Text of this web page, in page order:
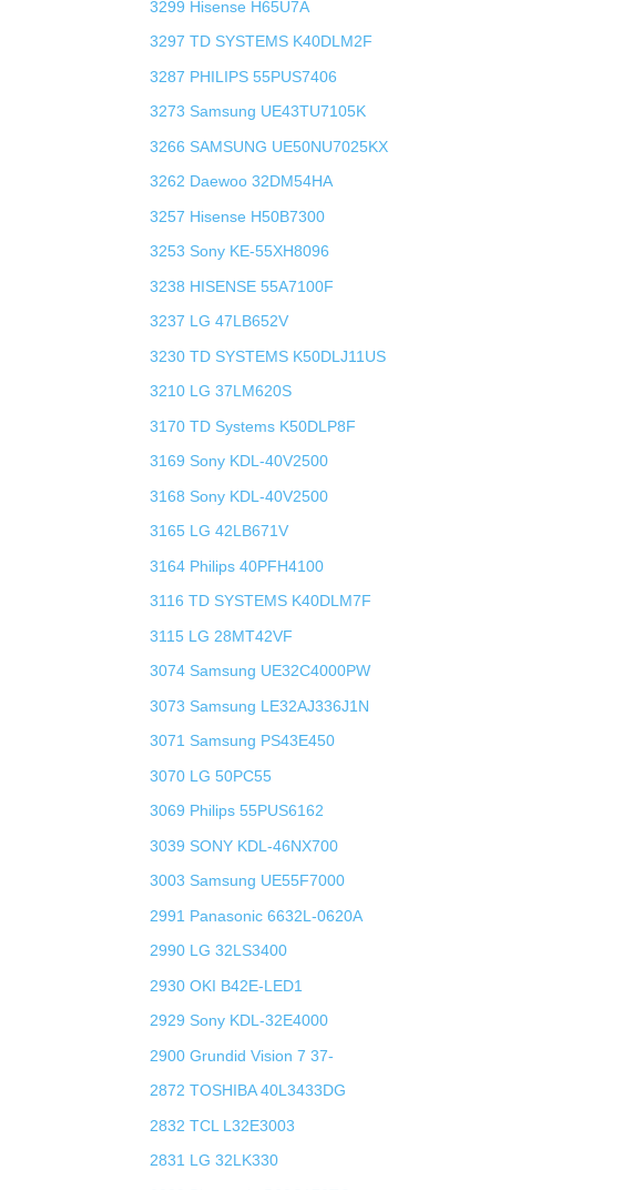
3299 Hisense H65U7A
3297 TD SYSTEMS K40DLM2F
3287 PHILIPS 55PUS7406
3273 Samsung UE43TU7105K
3266 SAMSUNG UE50NU7025KX
3262 Daewoo 32DM54HA
3257 Hisense H50B7300
3253 Sony KE-55XH8096
3238 HISENSE 55A7100F
3237 LG 47LB652V
3230 TD SYSTEMS K50DLJ11US
3210 LG 37LM620S
3170 TD Systems K50DLP8F
3169 Sony KDL-40V2500
3168 Sony KDL-40V2500
3165 LG 42LB671V
3164 Philips 40PFH4100
3116 TD SYSTEMS K40DLM7F
3115 LG 28MT42VF
3074 Samsung UE32C4000PW
3073 Samsung LE32AJ336J1N
3071 Samsung PS43E450
3070 LG 50PC55
3069 Philips 55PUS6162
3039 SONY KDL-46NX700
3003 Samsung UE55F7000
2991 Panasonic 6632L-0620A
2990 LG 32LS3400
2930 OKI B42E-LED1
2929 Sony KDL-32E4000
2900 Grundid Vision 7 37-
2872 TOSHIBA 40L3433DG
2832 TCL L32E3003
2831 LG 32LK330